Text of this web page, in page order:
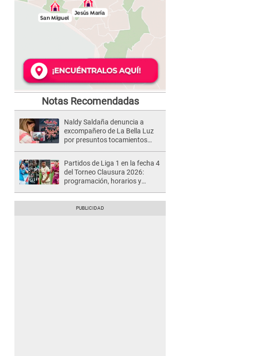
Notas Recomendadas
Naldy Saldaña denuncia a
excompañero de La Bella Luz
por presuntos tocamientos
Partidos de Liga 1 en la fecha 4
del Torneo Clausura 2026:
programación, horarios y